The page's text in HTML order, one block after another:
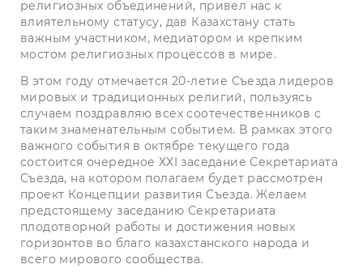
религиозных объединений, привел нас к
влиятельному статусу, дав Казахстану стать
важным участником, медиатором и крепким
мостом религиозных процессов в мире.
В этом году отмечается 20-летие Съезда лидеров
мировых и традиционных религий, пользуясь
случаем поздравляю всех соотечественников с
таким знаменательным событием. В рамках этого
важного события в октябре текущего года
состоится очередное ХХI заседание Секретариата
Съезда, на котором полагаем будет рассмотрен
проект Концепции развития Съезда. Желаем
предстоящему заседанию Секретариата
плодотворной работы и достижения новых
горизонтов во благо казахстанского народа и
всего мирового сообщества.